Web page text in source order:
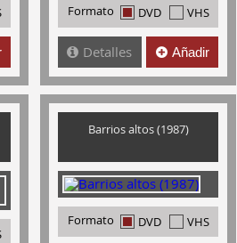
Formato DVD VHS
Detalles Añadir
Barrios altos (1987)
Formato DVD VHS